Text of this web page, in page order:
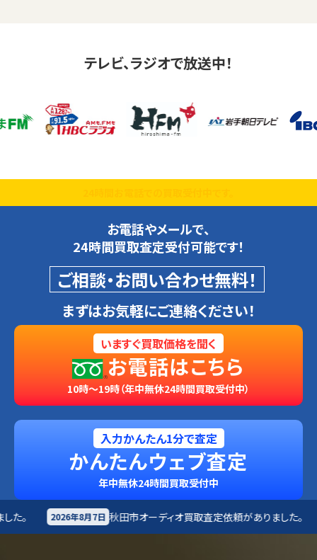
テレビ、ラジオで放送中！
お電話やメールで、
24時間買取査定受付可能です！
ご相談・お問い合わせ無料！
まずはお気軽にご連絡ください！
いますぐ買取価格を聞く
お電話はこちら
10時～19時（年中無休24時間買取受付中）
入力かんたん1分で査定
かんたんウェブ査定
年中無休24時間買取受付中
田市 オーディオ買取査定依頼がありました。 2026年8月7日 富士宮市